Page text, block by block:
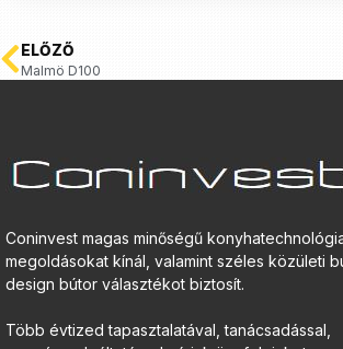
ELŐZŐ
Malmö D100
Coninvest magas minőségű
megoldásokat kínál, valamint széles közületi
design bútor választékot biztosít.
Több évtized tapasztalatával, tanácsadással,